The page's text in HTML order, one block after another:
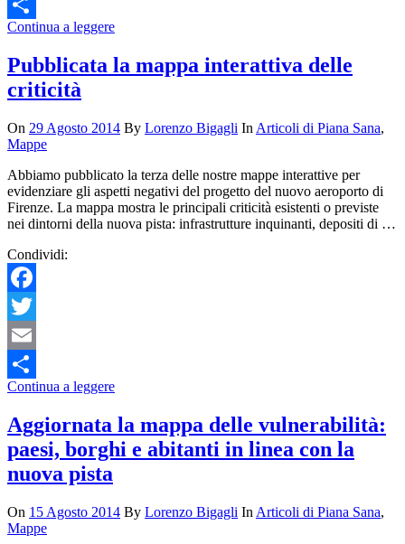
Email
Condividi
Continua a leggere
Pubblicata la mappa interattiva delle
criticità
On 29 Agosto 2014 By Lorenzo Bigagli In Articoli di Piana Sana,
Mappe
Abbiamo pubblicato la terza delle nostre mappe interattive per
evidenziare gli aspetti negativi del progetto del nuovo aeroporto di
Firenze. La mappa mostra le principali criticità esistenti o previste
nei dintorni della nuova pista: infrastrutture inquinanti, depositi di …
Condividi:
Facebook
Twitter
Email
Condividi
Continua a leggere
Aggiornata la mappa delle vulnerabilità:
paesi, borghi e abitanti in linea con la
nuova pista
On 15 Agosto 2014 By Lorenzo Bigagli In Articoli di Piana Sana,
Mappe